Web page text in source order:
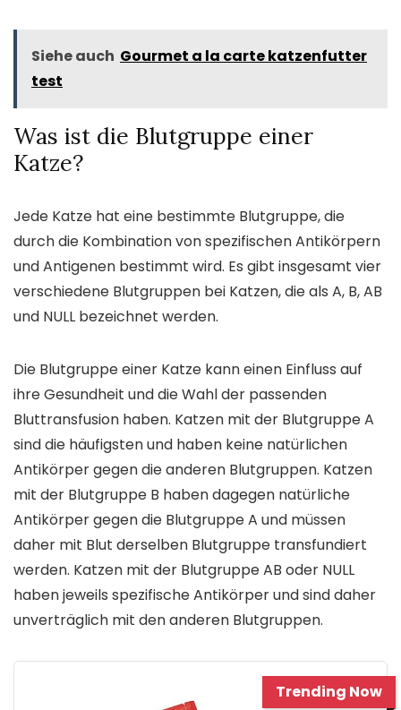
Siehe auch Gourmet a la carte katzenfutter
test
Was ist die Blutgruppe einer
Katze?
Jede Katze hat eine bestimmte Blutgruppe, die
durch die Kombination von spezifischen Antikörpern
und Antigenen bestimmt wird. Es gibt insgesamt vier
verschiedene Blutgruppen bei Katzen, die als A, B, AB
und NULL bezeichnet werden.
Die Blutgruppe einer Katze kann einen Einfluss auf
ihre Gesundheit und die Wahl der passenden
Bluttransfusion haben. Katzen mit der Blutgruppe A
sind die häufigsten und haben keine natürlichen
Antikörper gegen die anderen Blutgruppen. Katzen
mit der Blutgruppe B haben dagegen natürliche
Antikörper gegen die Blutgruppe A und müssen
daher mit Blut derselben Blutgruppe transfundiert
werden. Katzen mit der Blutgruppe AB oder NULL
haben jeweils spezifische Antikörper und sind daher
unverträglich mit den anderen Blutgruppen.
Trending Now